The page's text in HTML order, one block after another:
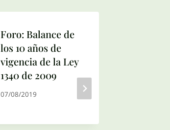
Foro: Balance de
los 10 años de
vigencia de la Ley
1340 de 2009
07/08/2019